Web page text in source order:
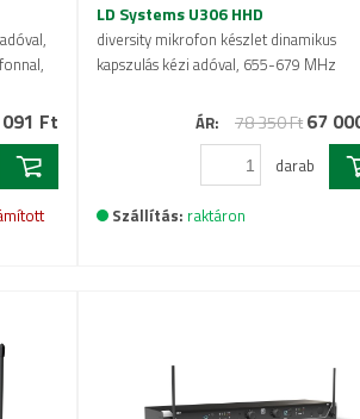
Ft
LD Systems U306 HHD
diversity mikrofon készlet dinamikus
kapszulás kézi adóval, 655-679 MHz
ÁR: 78 350 Ft67
darab
Szállítás: raktáron